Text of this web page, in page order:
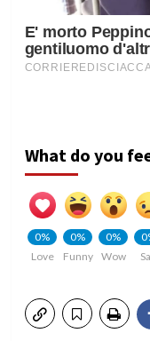
What do you
0%
Love
0%
Funny
0%
Wow